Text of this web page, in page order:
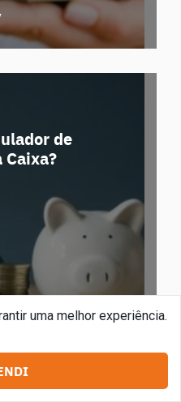
de
uma melhor experiência.